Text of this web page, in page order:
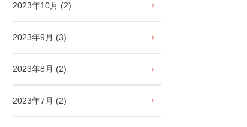
2023年10月 (2)
2023年9月 (3)
2023年8月 (2)
2023年7月 (2)